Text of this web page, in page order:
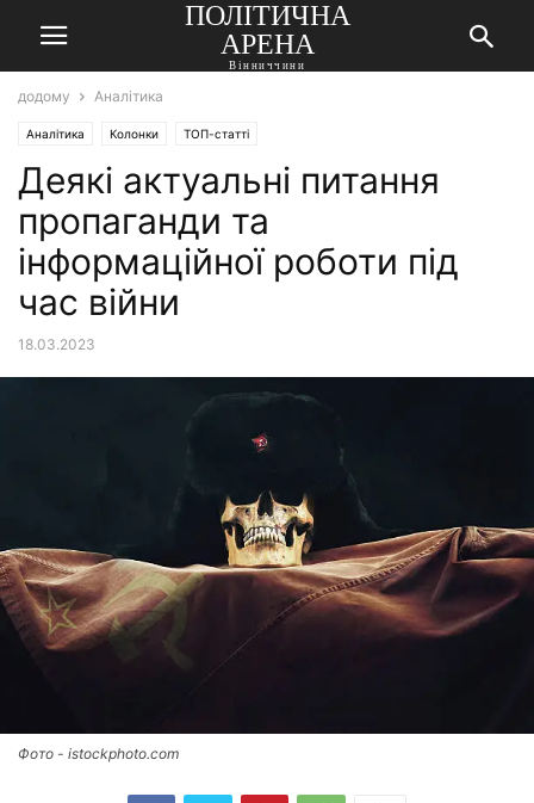
ПОЛІТИЧНА
АРЕНА
Вінниччини
додому Аналітика
Аналітика Колонки ТОП-статті
Деякі актуальні питання
пропаганди та
інформаційної роботи під
час війни
18.03.2023
Фото - istockphoto.com